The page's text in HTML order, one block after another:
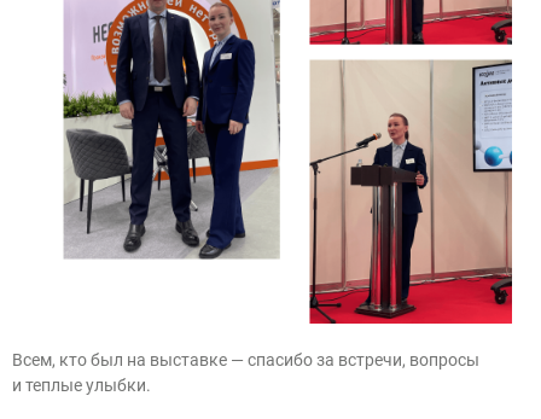
Всем, кто был на выставке — спасибо за встречи, вопросы
и теплые улыбки.